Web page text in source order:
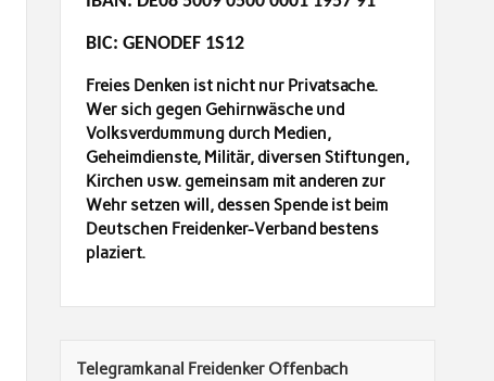
BIC: GENODEF 1S12
Freies Denken ist nicht nur Privatsache.
Wer sich gegen Gehirnwäsche und
Volksverdummung durch Medien,
Geheimdienste, Militär, diversen Stiftungen,
Kirchen usw. gemeinsam mit anderen zur
Wehr setzen will, dessen Spende ist beim
Deutschen Freidenker-Verband bestens
plaziert.
Telegramkanal Freidenker Offenbach